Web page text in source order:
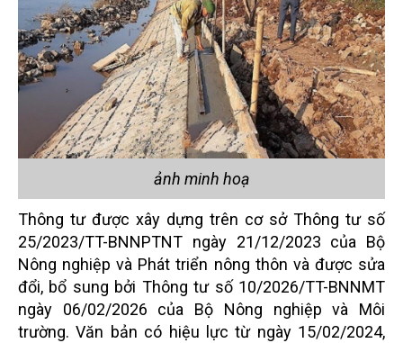
ảnh minh hoạ
Thông tư được xây dựng trên cơ sở Thông tư số
25/2023/TT-BNNPTNT ngày 21/12/2023 của Bộ
Nông nghiệp và Phát triển nông thôn và được sửa
đổi, bổ sung bởi Thông tư số 10/2026/TT-BNNMT
ngày 06/02/2026 của Bộ Nông nghiệp và Môi
trường. Văn bản có hiệu lực từ ngày 15/02/2024,